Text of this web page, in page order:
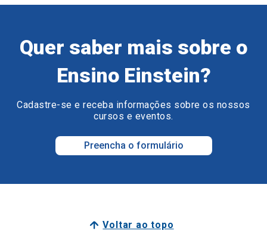
Quer saber mais sobre o
Ensino Einstein?
Cadastre-se e receba informações sobre os nossos
cursos e eventos.
Preencha o formulário
Voltar ao topo